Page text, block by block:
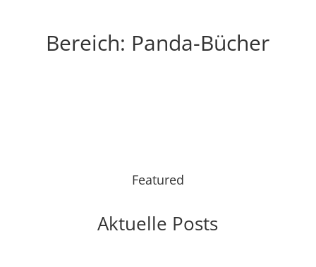
Bereich: Panda-Bücher
Featured
Aktuelle Posts